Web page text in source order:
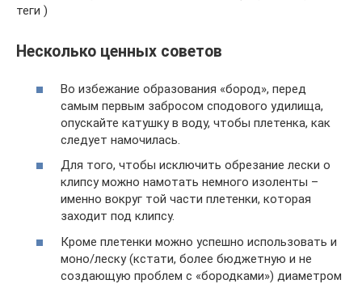
теги )
Несколько ценных советов
Во избежание образования «бород», перед
самым первым забросом сподового удилища,
опускайте катушку в воду, чтобы плетенка, как
следует намочилась.
Для того, чтобы исключить обрезание лески о
клипсу можно намотать немного изоленты –
именно вокруг той части плетенки, которая
заходит под клипсу.
Кроме плетенки можно успешно использовать и
моно/леску (кстати, более бюджетную и не
создающую проблем с «бородками») диаметром